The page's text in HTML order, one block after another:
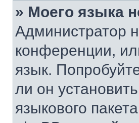
» Моего языка
Администратор
конференции,
язык.
ли он
языкового